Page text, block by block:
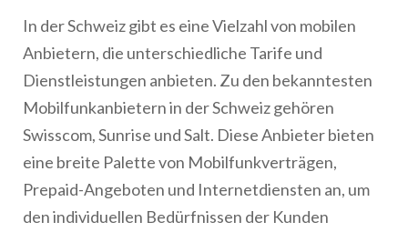
In der Schweiz gibt es eine Vielzahl von mobilen
Anbietern, die unterschiedliche Tarife und
Dienstleistungen anbieten. Zu den bekanntesten
Mobilfunkanbietern in der Schweiz gehören
Swisscom, Sunrise und Salt. Diese Anbieter bieten
eine breite Palette von Mobilfunkverträgen,
Prepaid-Angeboten und Internetdiensten an, um
den individuellen Bedürfnissen der Kunden